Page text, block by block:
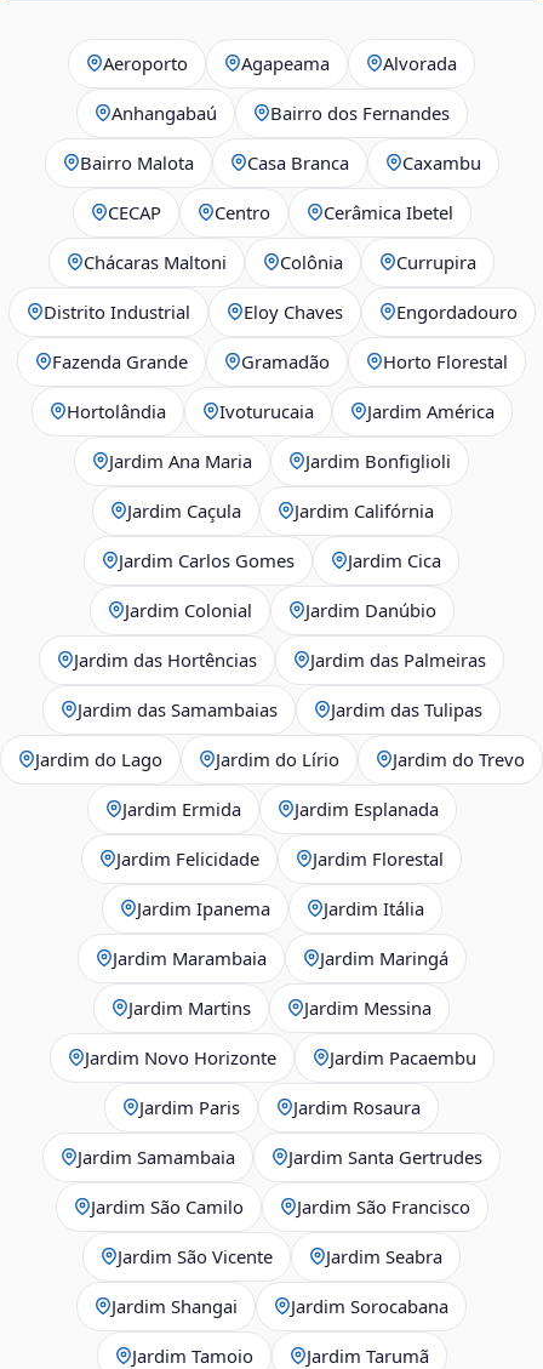
Aeroporto Agapeama Alvorada
Anhangabaú Bairro dos Fernandes
Bairro Malota Casa Branca Caxambu
CECAP Centro Cerâmica Ibetel
Chácaras Maltoni Colônia Currupira
Distrito Industrial Eloy Chaves Engordadouro
Fazenda Grande Gramadão Horto Florestal
Hortolândia Ivoturucaia Jardim América
Jardim Ana Maria Jardim Bonfiglioli
Jardim Caçula Jardim Califórnia
Jardim Carlos Gomes Jardim Cica
Jardim Colonial Jardim Danúbio
Jardim das Hortências Jardim das Palmeiras
Jardim das Samambaias Jardim das Tulipas
Jardim do Lago Jardim do Lírio Jardim do Trevo
Jardim Ermida Jardim Esplanada
Jardim Felicidade Jardim Florestal
Jardim Ipanema Jardim Itália
Jardim Marambaia Jardim Maringá
Jardim Martins Jardim Messina
Jardim Novo Horizonte Jardim Pacaembu
Jardim Paris Jardim Rosaura
Jardim Samambaia Jardim Santa Gertrudes
Jardim São Camilo Jardim São Francisco
Jardim São Vicente Jardim Seabra
Jardim Shangai Jardim Sorocabana
Jardim Tamoio Jardim Tarumã